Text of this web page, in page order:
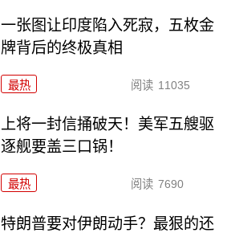
一张图让印度陷入死寂，五枚金
牌背后的终极真相
最热 阅读 11035
上将一封信捅破天！美军五艘驱
逐舰要盖三口锅！
最热 阅读 7690
特朗普要对伊朗动手？最狠的还